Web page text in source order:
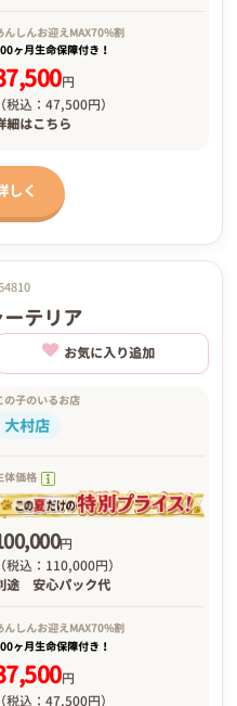
んしんお迎えMAX70%割
ヶ月生命保障付き！
円
（税込：47,500円）
細はこちら
しく
テリア
お気に入り追加
の子のいるお店
大村店
体価格
円
（税込：110,000円）
途 安心パック代
んしんお迎えMAX70%割
ヶ月生命保障付き！
円
（税込：47,500円）